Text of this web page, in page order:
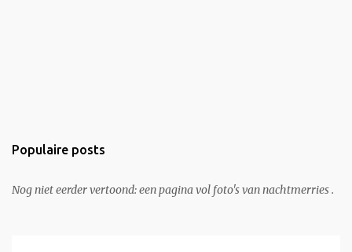
Populaire posts
Nog niet eerder vertoond: een pagina vol foto's van nachtmerries .